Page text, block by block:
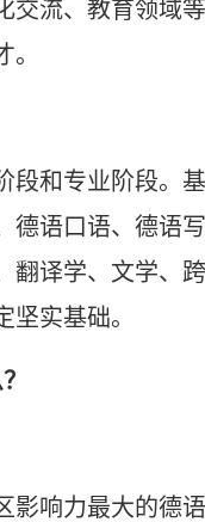
交流、教育领域
段和专业阶段。
德语口语、德语
翻译学、文学、
实基础。
影响力最大的德